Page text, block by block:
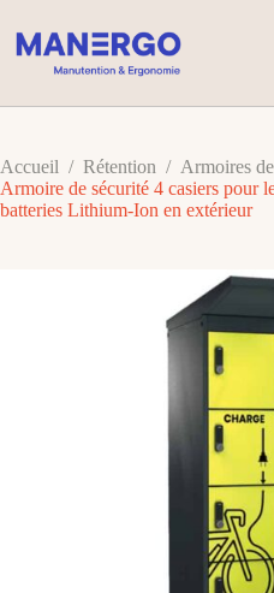
au
contenu
Accueil / Rétention / Armoires
Armoire de sécurité 4 casiers pour
batteries Lithium-Ion en extérieur